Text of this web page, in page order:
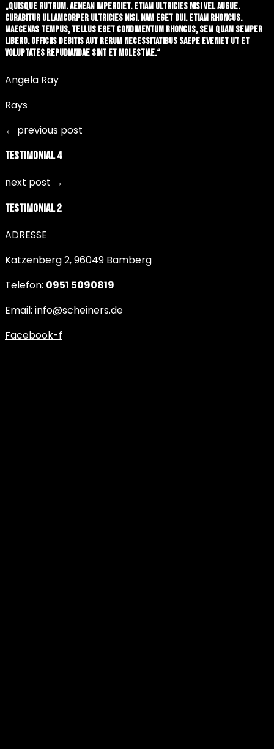
„Quisque rutrum. Aenean imperdiet. Etiam ultricies nisi vel augue.
Curabitur ullamcorper ultricies nisi. Nam eget dui. Etiam rhoncus.
Maecenas tempus, tellus eget condimentum rhoncus, sem quam semper
libero. officiis debitis aut rerum necessitatibus saepe eveniet ut et
voluptates repudiandae sint et molestiae.“
Angela Ray
Rays
← previous post
Testimonial 4
next post →
Testimonial 2
ADRESSE
Katzenberg 2, 96049 Bamberg
Telefon: 0951 5090819
Email: info@scheiners.de
Facebook-f